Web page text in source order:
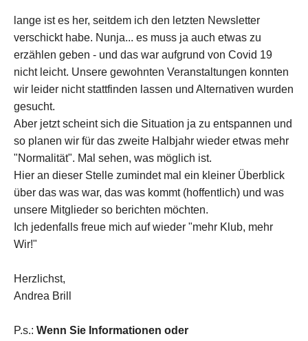
lange ist es her, seitdem ich den letzten Newsletter
verschickt habe. Nunja... es muss ja auch etwas zu
erzählen geben - und das war aufgrund von Covid 19
nicht leicht. Unsere gewohnten Veranstaltungen konnten
wir leider nicht stattfinden lassen und Alternativen wurden
gesucht.
Aber jetzt scheint sich die Situation ja zu entspannen und
so planen wir für das zweite Halbjahr wieder etwas mehr
"Normalität". Mal sehen, was möglich ist.
Hier an dieser Stelle zumindet mal ein kleiner Überblick
über das was war, das was kommt (hoffentlich) und was
unsere Mitglieder so berichten möchten.
Ich jedenfalls freue mich auf wieder "mehr Klub, mehr
Wir!"
Herzlichst,
Andrea Brill
P.s.: Wenn Sie Informationen oder